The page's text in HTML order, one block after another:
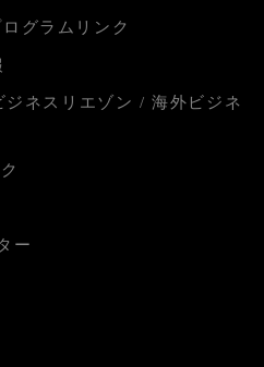
グラムリンク
ネスリエゾン / 海外ビジネ
ー